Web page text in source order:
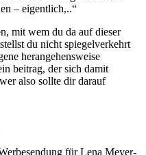
– eigentlich,..“
mit wem du da auf dieser
du nicht spiegelverkehrt
herangehensweise
beitrag, der sich damit
also sollte dir darauf
für Lena Meyer-